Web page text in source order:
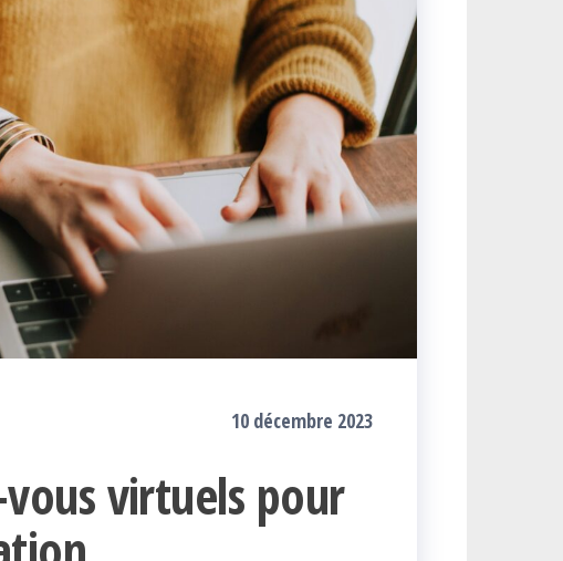
10 décembre 2023
virtuels pour